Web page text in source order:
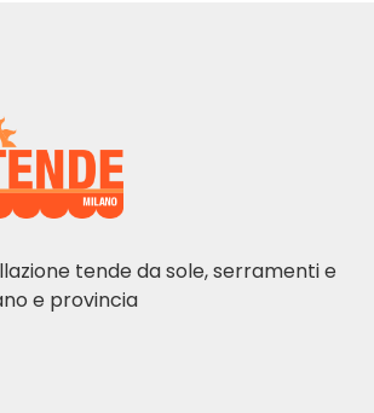
tende da sole, serramenti e
e provincia